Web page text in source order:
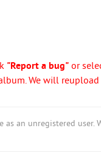
"Report a bug" or
We will
an unregistered user.